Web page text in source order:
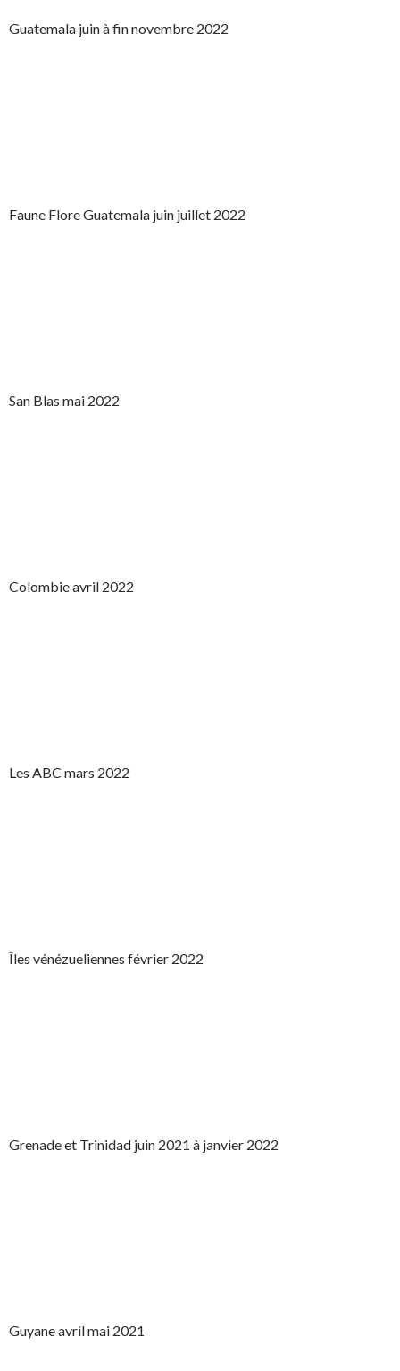
Guatemala juin à fin novembre 2022
Faune Flore Guatemala juin juillet 2022
San Blas mai 2022
Colombie avril 2022
Les ABC mars 2022
Îles vénézueliennes février 2022
Grenade et Trinidad juin 2021 à janvier 2022
Guyane avril mai 2021